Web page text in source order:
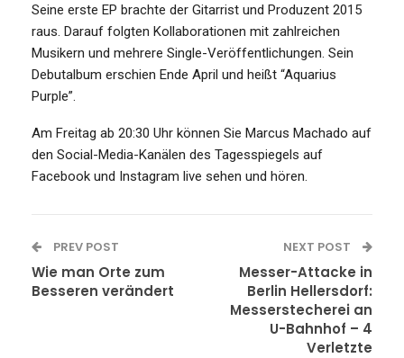
Seine erste EP brachte der Gitarrist und Produzent 2015
raus. Darauf folgten Kollaborationen mit zahlreichen
Musikern und mehrere Single-Veröffentlichungen. Sein
Debutalbum erschien Ende April und heißt “Aquarius
Purple”.
Am Freitag ab 20:30 Uhr können Sie Marcus Machado auf
den Social-Media-Kanälen des Tagesspiegels auf
Facebook und Instagram live sehen und hören.
PREV POST
Wie man Orte zum
Besseren verändert
NEXT POST
Messer-Attacke in
Berlin Hellersdorf:
Messerstecherei an
U-Bahnhof – 4
Verletzte